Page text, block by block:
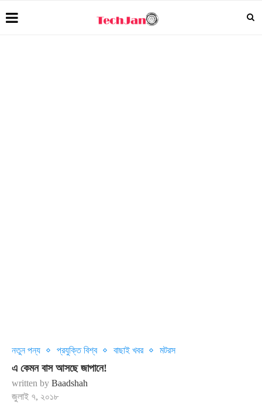
নতুন পন্য প্রযুক্তি বিশ্ব বাছাই খবর মটরস
এ কেমন বাস আসছে জাপানে!
written by Baadshah
জুলাই ৭, ২০১৮